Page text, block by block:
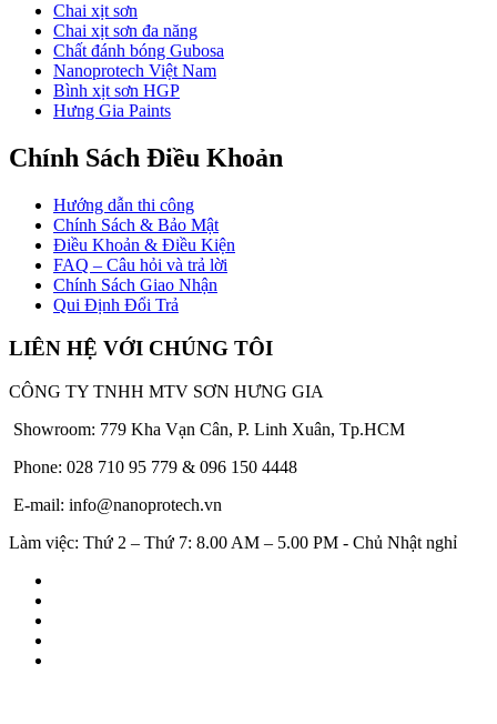
Chai xịt sơn
Chai xịt sơn đa năng
Chất đánh bóng Gubosa
Nanoprotech Việt Nam
Bình xịt sơn HGP
Hưng Gia Paints
Chính Sách Điều Khoản
Hướng dẫn thi công
Chính Sách & Bảo Mật
Điều Khoản & Điều Kiện
FAQ – Câu hỏi và trả lời
Chính Sách Giao Nhận
Qui Định Đổi Trả
LIÊN HỆ VỚI CHÚNG TÔI
CÔNG TY TNHH MTV SƠN HƯNG GIA
Showroom: 779 Kha Vạn Cân, P. Linh Xuân, Tp.HCM
Phone: 028 710 95 779 & 096 150 4448
E-mail: info@nanoprotech.vn
Làm việc: Thứ 2 – Thứ 7: 8.00 AM – 5.00 PM - Chủ Nhật nghỉ